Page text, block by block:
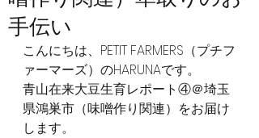
手伝い
こんにちは、PETIT FARMERS（プチフ
ァーマーズ）のHARUNAです。
青山在来大豆生育レポート④＠埼玉
県鴻巣市（味噌作り関連）をお届け
します。